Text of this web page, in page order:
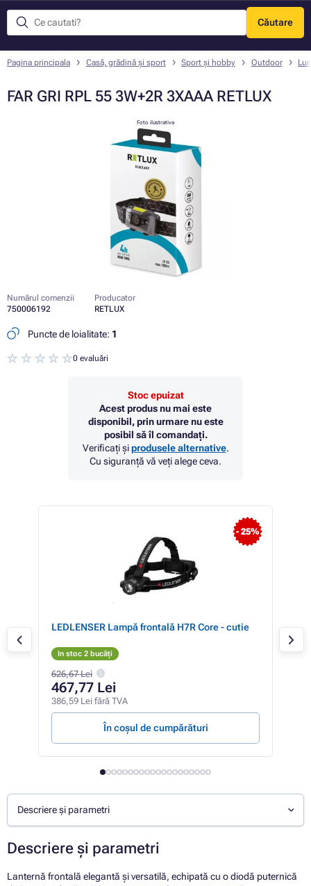
Căutare
Meniu
Pagina principala Casă, grădină și sport Sport și hobby Outdoor
FAR GRI RPL 55 3W+2R 3XAAA RETLUX
Foto ilustrativa
Numărul comenzii
750006192
Producator
RETLUX
Puncte de loialitate: 1
0 evaluări
Stoc epuizat
Acest produs nu mai este
disponibil, prin urmare nu este
posibil să îl comandați.
Verificați șiprodusele alternative.
Cu siguranță vă veți alege ceva.
- 25%
LEDLENSER Lampă frontală H7R Core - cutie
In stoc 2 bucăți
626,67 Lei
467,77 Lei
386,59 Lei fără TVA
În coșul de cumpărături
In
Descriere și parametri
Descriere și parametri
Lanternă frontală elegantă și versatilă, echipată cu o diodă puternică